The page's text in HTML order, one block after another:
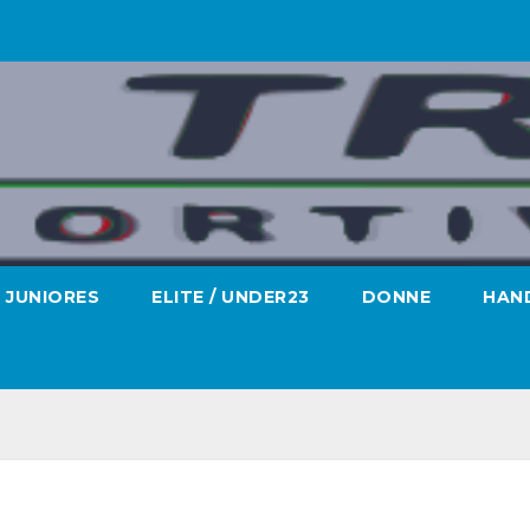
JUNIORES ELITE / UNDER23 DONNE